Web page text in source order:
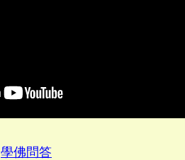
學佛問答